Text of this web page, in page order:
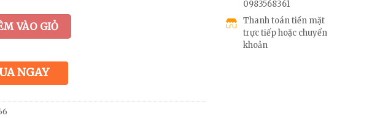
VÀO GIỎ
NGAY
0983568361
Thanh toán tiền mặt
trực tiếp hoặc chuyển
khoản